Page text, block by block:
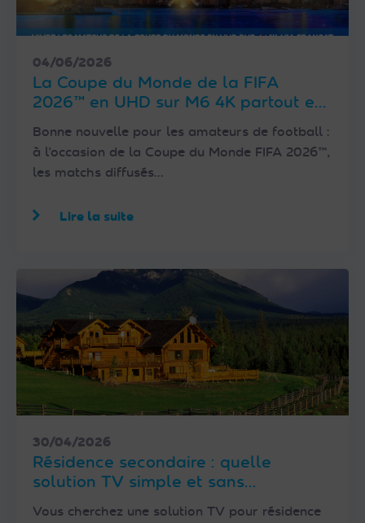
04/06/2026
La Coupe du Monde de la FIFA
2026™ en UHD sur M6 4K partout en
France via FRANSAT
Bonne nouvelle pour les amateurs de football :
à l’occasion de la Coupe du Monde FIFA 2026™,
les matchs diffusés…
Lire la suite
30/04/2026
Résidence secondaire : quelle
solution TV simple et sans
abonnement avec FRANSAT ?
Vous cherchez une solution TV pour résidence